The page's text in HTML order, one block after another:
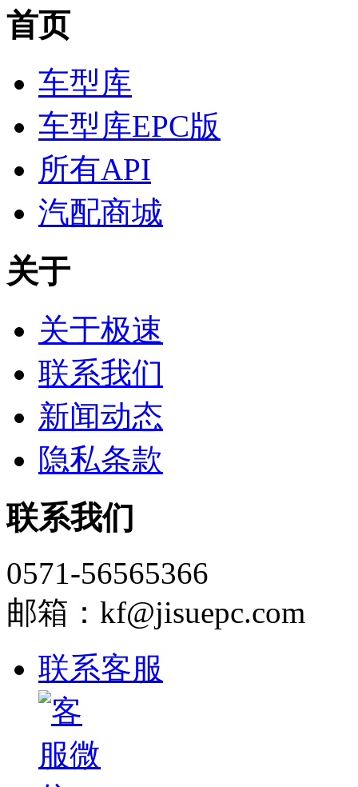
首页
车型库
车型库EPC版
所有API
汽配商城
关于
关于极速
联系我们
新闻动态
隐私条款
联系我们
0571-56565366
邮箱：kf@jisuepc.com
联系客服